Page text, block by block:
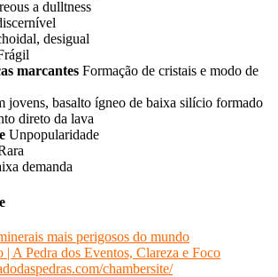
a dulltness
desigual
marcantes Formação de cristais e modo de
jovens, basalto ígneo de baixa silício formado
direto da lava
Unpopularidade
demanda
mais perigosos do mundo
| A Pedra dos Eventos, Clareza e Foco
chambersite/